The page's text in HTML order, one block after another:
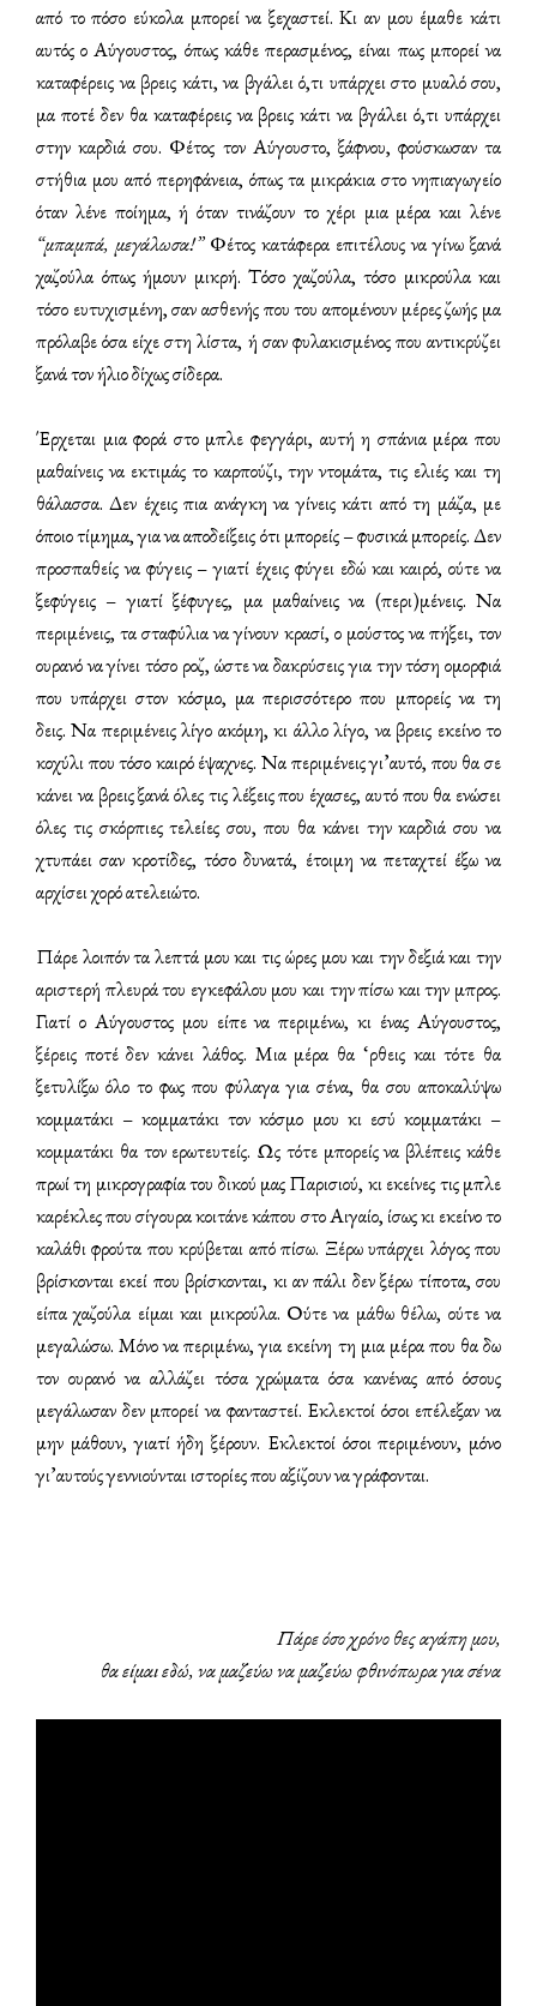
από το πόσο εύκολα μπορεί να ξεχαστεί. Κι αν μου έμαθε κάτι
αυτός ο Αύγουστος, όπως κάθε περασμένος, είναι πως μπορεί να
καταφέρεις να βρεις κάτι, να βγάλει ό,τι υπάρχει στο μυαλό σου,
μα ποτέ δεν θα καταφέρεις να βρεις κάτι να βγάλει ό,τι υπάρχει
στην καρδιά σου. Φέτος τον Αύγουστο, ξάφνου, φούσκωσαν τα
στήθια μου από περηφάνεια, όπως τα μικράκια στο νηπιαγωγείο
όταν λένε ποίημα, ή όταν τινάζουν το χέρι μια μέρα και λένε
“μπαμπά, μεγάλωσα!”Φέτος κατάφερα επιτέλους να γίνω ξανά
χαζούλα όπως ήμουν μικρή. Τόσο χαζούλα, τόσο μικρούλα και
τόσο ευτυχισμένη, σαν ασθενής που του απομένουν μέρες ζωής μα
πρόλαβε όσα είχε στη λίστα, ή σαν φυλακισμένος που αντικρύζει
ξανά τον ήλιο δίχως σίδερα.
Έρχεται μια φορά στο μπλε φεγγάρι, αυτή η σπάνια μέρα που
μαθαίνεις να εκτιμάς το καρπούζι, την ντομάτα, τις ελιές και τη
θάλασσα. Δεν έχεις πια ανάγκη να γίνεις κάτι από τη μάζα, με
όποιο τίμημα, για να αποδείξεις ότι μπορείς – φυσικά μπορείς. Δεν
προσπαθείς να φύγεις – γιατί έχεις φύγει εδώ και καιρό, ούτε να
ξεφύγεις – γιατί ξέφυγες, μα μαθαίνεις να (περι)μένεις. Να
περιμένεις, τα σταφύλια να γίνουν κρασί, ο μούστος να πήξει, τον
ουρανό να γίνει τόσο ροζ, ώστε να δακρύσεις για την τόση ομορφιά
που υπάρχει στον κόσμο, μα περισσότερο που μπορείς να τη
δεις.Να περιμένεις λίγο ακόμη, κι άλλο λίγο, να βρεις εκείνο το
κοχύλι που τόσο καιρό έψαχνες. Να περιμένεις γι’αυτό, που θα σε
κάνει να βρεις ξανά όλες τις λέξεις που έχασες, αυτό που θα ενώσει
όλες τις σκόρπιες τελείες σου, που θα κάνει την καρδιά σου να
χτυπάει σαν κροτίδες, τόσο δυνατά, έτοιμη να πεταχτεί έξω να
αρχίσει χορό ατελειώτο.
Πάρε λοιπόν τα λεπτά μου και τις ώρες μου και την δεξιά και την
αριστερή πλευρά του εγκεφάλου μου και την πίσω και την μπρος.
Γιατί ο Αύγουστος μου είπε να περιμένω, κι ένας Αύγουστος,
ξέρεις ποτέ δεν κάνει λάθος. Μια μέρα θα ‘ρθεις και τότε θα
ξετυλίξω όλο το φως που φύλαγα για σένα, θα σου αποκαλύψω
κομματάκι – κομματάκι τον κόσμο μου κι εσύ κομματάκι –
κομματάκι θα τον ερωτευτείς. Ως τότε μπορείς να βλέπεις κάθε
πρωί τη μικρογραφία του δικού μας Παρισιού, κι εκείνες τις μπλε
καρέκλες που σίγουρα κοιτάνε κάπου στο Αιγαίο, ίσως κι εκείνο το
καλάθι φρούτα που κρύβεται από πίσω. Ξέρω υπάρχει λόγος που
βρίσκονται εκεί που βρίσκονται, κι αν πάλι δεν ξέρω τίποτα, σου
είπα χαζούλα είμαι και μικρούλα. Ούτε να μάθω θέλω, ούτε να
μεγαλώσω. Μόνο να περιμένω, για εκείνη τη μια μέρα που θα δω
τον ουρανό να αλλάζει τόσα χρώματα όσα κανένας από όσους
μεγάλωσαν δεν μπορεί να φανταστεί. Εκλεκτοί όσοι επέλεξαν να
μην μάθουν, γιατί ήδη ξέρουν. Εκλεκτοί όσοι περιμένουν, μόνο
γι’αυτούς γεννιούνται ιστορίες που αξίζουν να γράφονται.
Πάρε όσο χρόνο θες αγάπη μου,
θα είμαι εδώ, να μαζεύω να μαζεύω φθινόπωρα για σένα